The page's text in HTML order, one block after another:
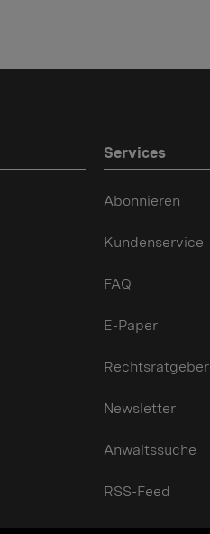
Services
Abonnieren
Kundenservice
FAQ
E-Paper
Rechtsratgeber
Newsletter
Anwaltssuche
RSS-Feed